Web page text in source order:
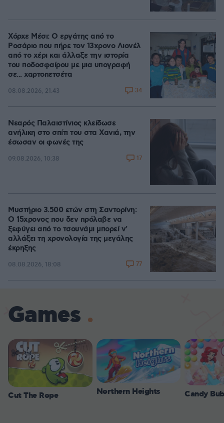
Χόρχε Μέσι: Ο εργάτης από το
Ροσάριο που πήρε τον 13χρονο Λιονέλ
από το χέρι και άλλαξε την ιστορία
του ποδοσφαίρου με μια υπογραφή
σε... χαρτοπετσέτα
08.08.2026, 21:43 34
Νεαρός Παλαιστίνιος κλείδωσε
ανήλικη στο σπίτι του στα Χανιά, την
έσωσαν οι φωνές της
09.08.2026, 10:38 17
Μυστήριο 3.500 ετών στη Σαντορίνη:
Ο 15χρονος που δεν πρόλαβε να
ξεφύγει από το τσουνάμι μπορεί ν'
αλλάξει τη χρονολογία της μεγάλης
έκρηξης
08.08.2026, 18:08 77
Games
Cut The Rope Northern Heights Candy